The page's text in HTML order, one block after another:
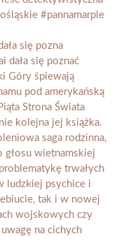
się pozna